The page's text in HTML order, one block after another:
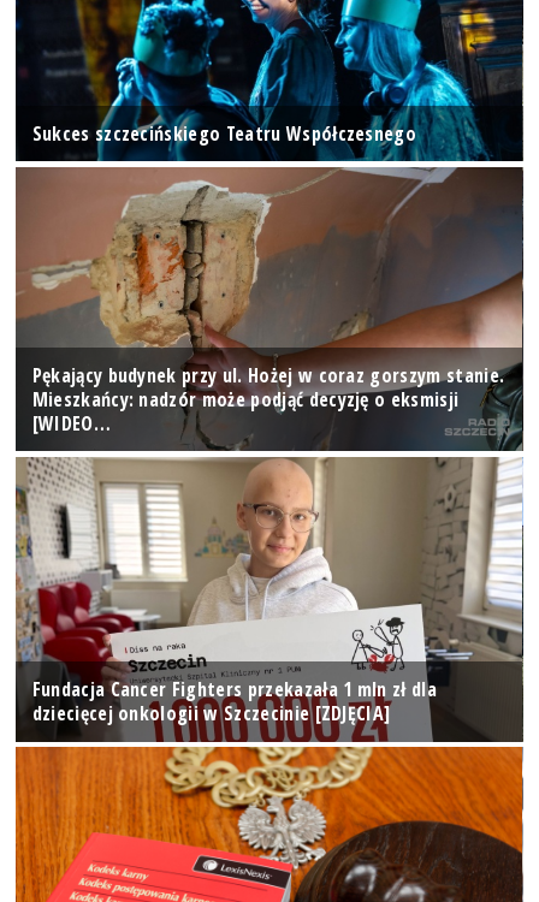
Sukces szczecińskiego Teatru Współczesnego
Pękający budynek przy ul. Hożej w coraz gorszym stanie.
Mieszkańcy: nadzór może podjąć decyzję o eksmisji
[WIDEO…
Fundacja Cancer Fighters przekazała 1 mln zł dla
dziecięcej onkologii w Szczecinie [ZDJĘCIA]